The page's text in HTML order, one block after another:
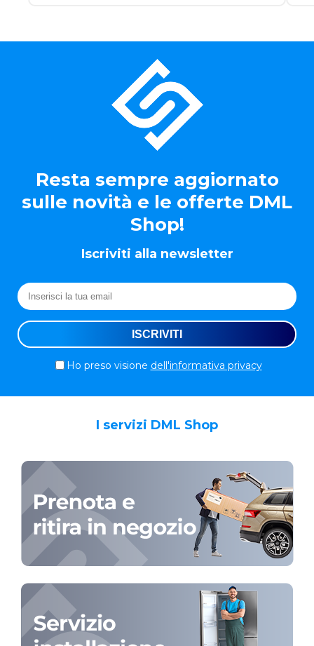
Resta sempre aggiornato
sulle novità e le offerte DML
Shop!
Iscriviti alla newsletter
Ho preso visione dell'informativa privacy
I servizi DML Shop